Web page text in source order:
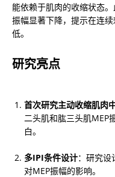
能依赖于肌肉的收缩状态
振幅显著下降，提示在连
低。
研究亮点
首次研究主动收缩肌肉
二头肌和肱三头肌MEP
白。
多IPI条件设计：研究设
对MEP振幅的影响。